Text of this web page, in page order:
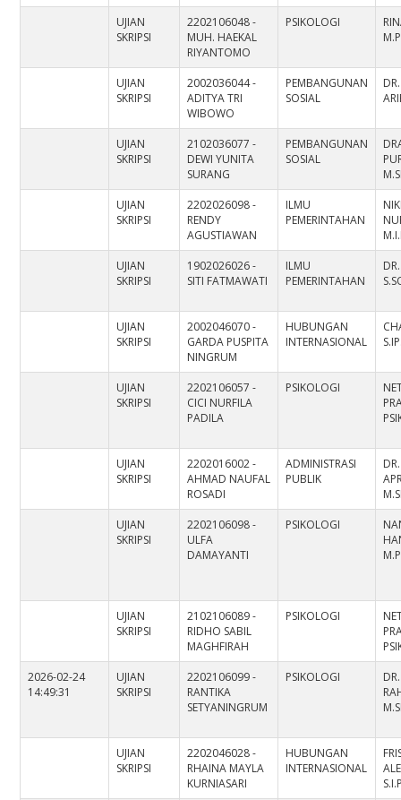
UJIAN
SKRIPSI
2202106048 -
MUH. HAEKAL
RIYANTOMO
PSIKOLOGI
UJIAN
SKRIPSI
2002036044 -
ADITYA TRI
WIBOWO
PEMBANGUNAN
SOSIAL
UJIAN
SKRIPSI
2102036077 -
DEWI YUNITA
SURANG
PEMBANGUNAN
SOSIAL
UJIAN
SKRIPSI
2202026098 -
RENDY
AGUSTIAWAN
ILMU
PEMERINTAHAN
UJIAN
SKRIPSI
1902026026 -
SITI FATMAWATI
ILMU
PEMERINTAHAN
UJIAN
SKRIPSI
2002046070 -
GARDA PUSPITA
NINGRUM
HUBUNGAN
INTERNASIONAL
UJIAN
SKRIPSI
2202106057 -
CICI NURFILA
PADILA
PSIKOLOGI
UJIAN
SKRIPSI
2202016002 -
AHMAD NAUFAL
ROSADI
ADMINISTRASI
PUBLIK
UJIAN
SKRIPSI
2202106098 -
ULFA
DAMAYANTI
PSIKOLOGI
UJIAN
SKRIPSI
2102106089 -
RIDHO SABIL
MAGHFIRAH
PSIKOLOGI
2026-02-24
14:49:31
UJIAN
SKRIPSI
2202106099 -
RANTIKA
SETYANINGRUM
PSIKOLOGI
UJIAN
SKRIPSI
2202046028 -
RHAINA MAYLA
KURNIASARI
HUBUNGAN
INTERNASIONAL